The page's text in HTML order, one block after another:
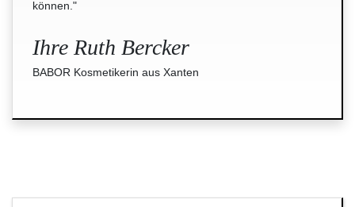
können."
Ihre Ruth Bercker
BABOR Kosmetikerin aus Xanten